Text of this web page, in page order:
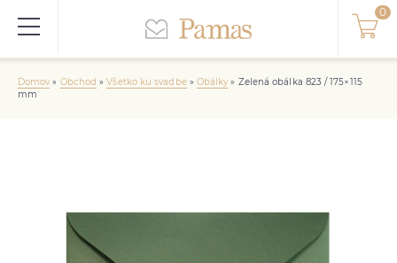
Domov» Obchod »Všetko ku svadbe» Obálky » Zelená obálka 823 / 175×115
mm